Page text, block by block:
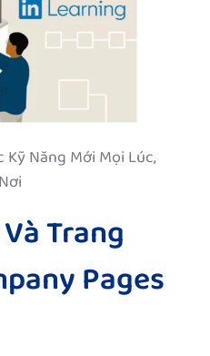
Năng Mới Mọi Lúc,
Trang
Pages